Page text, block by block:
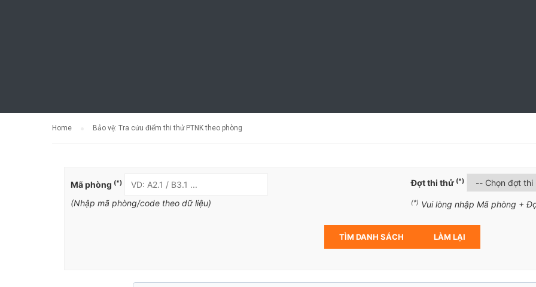
Home Bảo vệ: Tra cứu điểm thi thử PTNK theo phòng
Mã phòng (*)
(Nhập mã phòng/code theo dữ liệu)
Đợt thi thử (*)
(*) Vui lòng nhập Mã phòng +
TÌM DANH SÁCH LÀM LẠI